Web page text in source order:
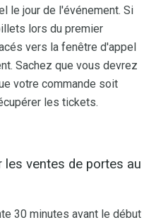
le jour de l'événement. Si
lors du premier
vers la fenêtre d'appel
Sachez que vous devrez
votre commande soit
les tickets.
ventes de portes au
30 minutes avant le début